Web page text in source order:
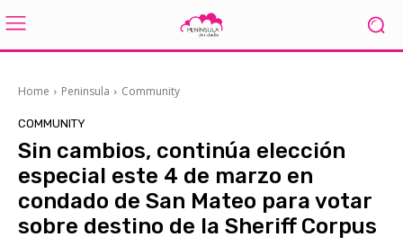
Home Peninsula Community
COMMUNITY
Sin cambios, continúa elección
especial este 4 de marzo en
condado de San Mateo para votar
sobre destino de la Sheriff Corpus